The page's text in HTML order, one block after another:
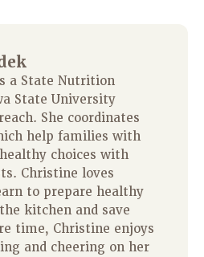
a State Nutrition
State University
She coordinates
help families with
choices with
Christine loves
to prepare healthy
kitchen and save
time, Christine enjoys
and cheering on her